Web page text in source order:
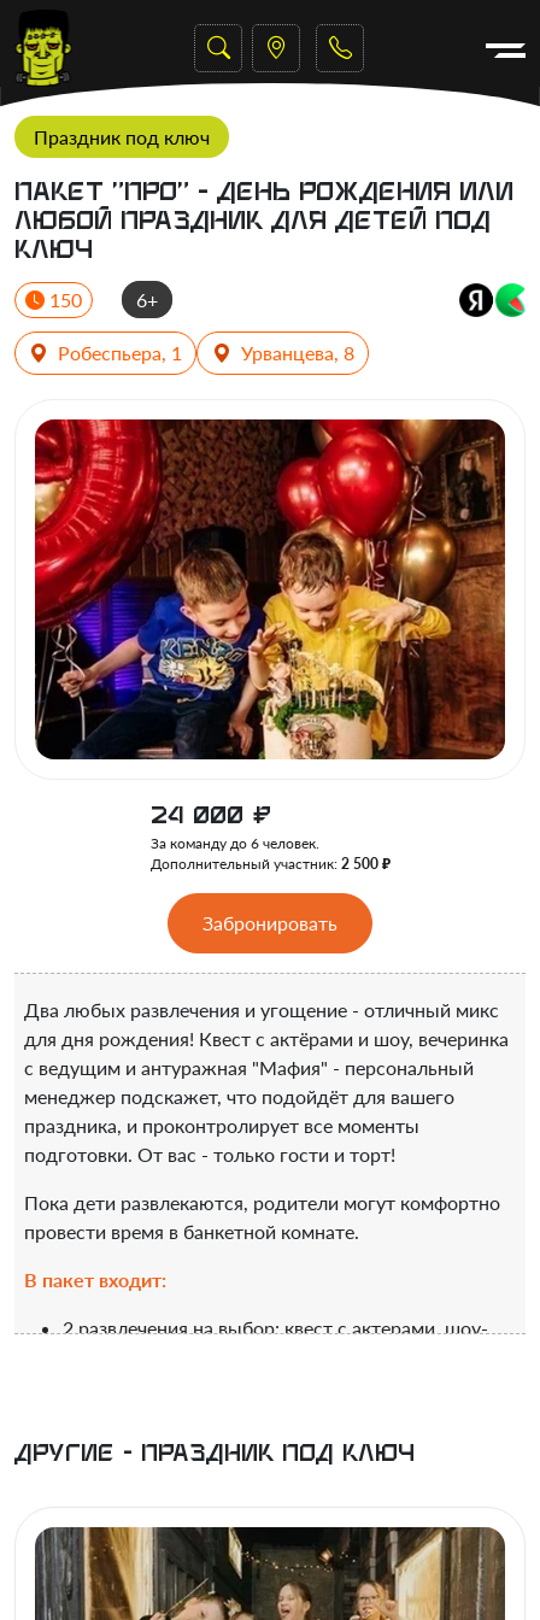
Праздник под ключ
Пакет "ПРО" - день рождения или
любой праздник для детей под
ключ
150 6+
Робеспьера, 1 Урванцева, 8
24 000 ₽
За команду до 6 человек.
Дополнительный участник: 2 500 ₽
Забронировать
Два любых развлечения и угощение - отличный микс
для дня рождения! Квест с актёрами и шоу, вечеринка
с ведущим и антуражная "Мафия" - персональный
менеджер подскажет, что подойдёт для вашего
праздника, и проконтролирует все моменты
подготовки. От вас - только гости и торт!
Пока дети развлекаются, родители могут комфортно
провести время в банкетной комнате.
В пакет входит:
2 развлечения на выбор: квест с актерами, шоу-
Чай для родителей и фильтрованная питьевая
Сервировка стола праздничной посудой -
никакого пластика и бумажных тарелок!
Поздравление именинника и вынос тортика.
Актёры в квесте / ведущий развлекательной
Другие - Праздник под ключ